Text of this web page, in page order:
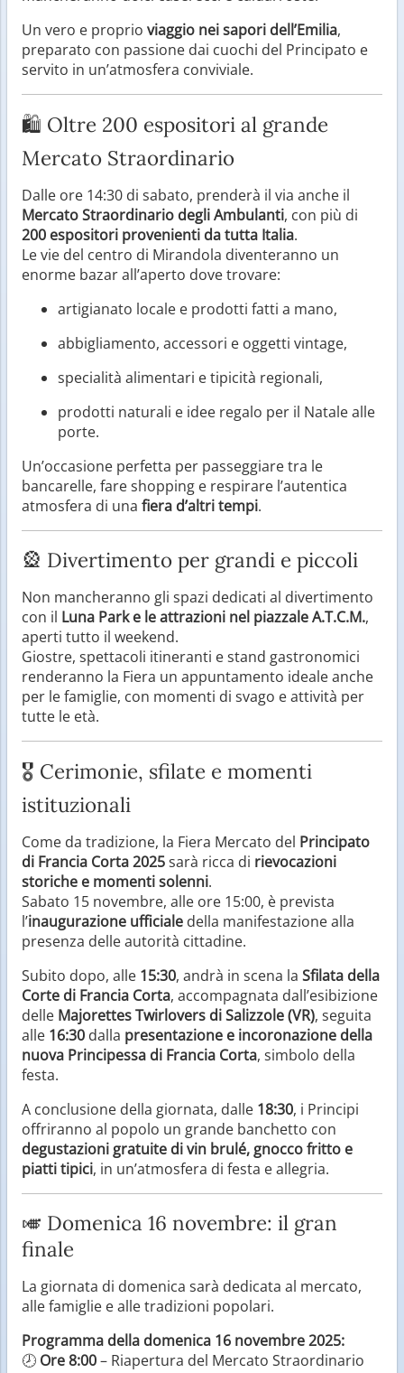
Un vero e proprio viaggio nei sapori dell’Emilia,
preparato con passione dai cuochi del Principato e
servito in un’atmosfera conviviale.
🛍️ Oltre 200 espositori al grande
Mercato Straordinario
Dalle ore 14:30 di sabato, prenderà il via anche il
Mercato Straordinario degli Ambulanti, con più di
200 espositori provenienti da tutta Italia.
Le vie del centro di Mirandola diventeranno un
enorme bazar all’aperto dove trovare:
artigianato locale e prodotti fatti a mano,
abbigliamento, accessori e oggetti vintage,
specialità alimentari e tipicità regionali,
prodotti naturali e idee regalo per il Natale alle
porte.
Un’occasione perfetta per passeggiare tra le
bancarelle, fare shopping e respirare l’autentica
atmosfera di una fiera d’altri tempi.
🎡 Divertimento per grandi e piccoli
Non mancheranno gli spazi dedicati al divertimento
con il Luna Park e le attrazioni nel piazzale A.T.C.M.,
aperti tutto il weekend.
Giostre, spettacoli itineranti e stand gastronomici
renderanno la Fiera un appuntamento ideale anche
per le famiglie, con momenti di svago e attività per
tutte le età.
🎖️ Cerimonie, sfilate e momenti
istituzionali
Come da tradizione, la Fiera Mercato del Principato
di Francia Corta 2025sarà ricca di rievocazioni
storiche e momenti solenni.
Sabato 15 novembre, alle ore 15:00, è prevista
l’inaugurazione ufficiale della manifestazione alla
presenza delle autorità cittadine.
Subito dopo, alle 15:30, andrà in scena la Sfilata della
Corte di Francia Corta, accompagnata dall’esibizione
delle Majorettes Twirlovers di Salizzole (VR), seguita
alle 16:30 dalla presentazione e incoronazione della
nuova Principessa di Francia Corta, simbolo della
festa.
A conclusione della giornata, dalle 18:30, i Principi
offriranno al popolo un grande banchetto con
degustazioni gratuite di vin brulé, gnocco fritto e
piatti tipici, in un’atmosfera di festa e allegria.
🎺 Domenica 16 novembre: il gran
finale
La giornata di domenica sarà dedicata al mercato,
alle famiglie e alle tradizioni popolari.
Programma della domenica 16 novembre 2025:
🕗 Ore 8:00– Riapertura del Mercato Straordinario